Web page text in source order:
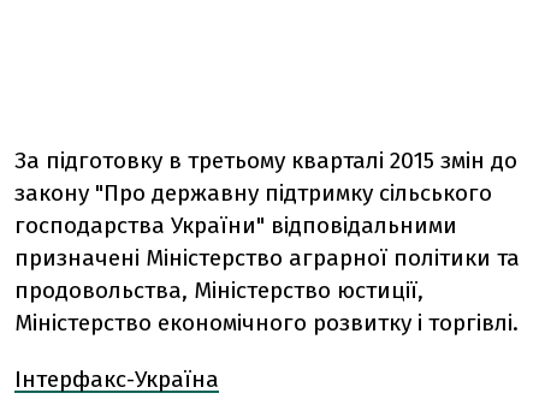
За підготовку в третьому кварталі 2015 змін до
закону "Про державну підтримку сільського
господарства України" відповідальними
призначені Міністерство аграрної політики та
продовольства, Міністерство юстиції,
Міністерство економічного розвитку і торгівлі.
Інтерфакс-Україна